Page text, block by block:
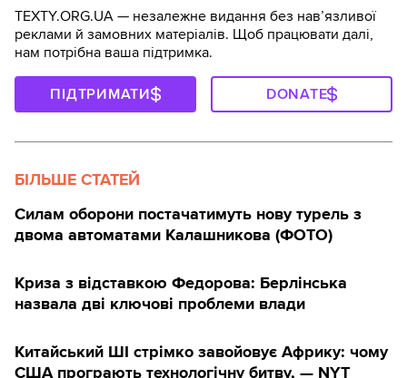
TEXTY.ORG.UA — незалежне видання без навʼязливої
реклами й замовних матеріалів. Щоб працювати далі,
нам потрібна ваша підтримка.
ПІДТРИМАТИ DONATE
БІЛЬШЕ СТАТЕЙ
Силам оборони постачатимуть нову турель з
двома автоматами Калашникова (ФОТО)
Криза з відставкою Федорова: Берлінська
назвала дві ключові проблеми влади
Китайський ШІ стрімко завойовує Африку: чому
США програють технологічну битву, — NYT